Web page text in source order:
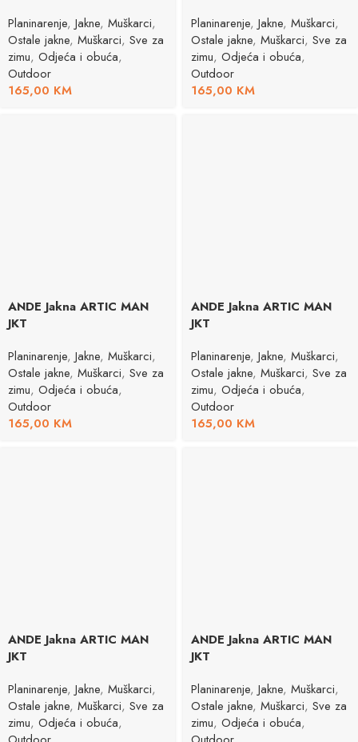
Planinarenje, Jakne, Muškarci,
Ostale jakne, Muškarci, Sve za
zimu, Odjeća i obuća,
Outdoor
165,00 KM
Planinarenje, Jakne, Muškarci,
Ostale jakne, Muškarci, Sve za
zimu, Odjeća i obuća,
Outdoor
165,00 KM
ANDE Jakna ARTIC MAN
JKT
Planinarenje, Jakne, Muškarci,
Ostale jakne, Muškarci, Sve za
zimu, Odjeća i obuća,
Outdoor
165,00 KM
ANDE Jakna ARTIC MAN
JKT
Planinarenje, Jakne, Muškarci,
Ostale jakne, Muškarci, Sve za
zimu, Odjeća i obuća,
Outdoor
165,00 KM
ANDE Jakna ARTIC MAN
JKT
Planinarenje, Jakne, Muškarci,
Ostale jakne, Muškarci, Sve za
zimu, Odjeća i obuća,
ANDE Jakna ARTIC MAN
JKT
Planinarenje, Jakne, Muškarci,
Ostale jakne, Muškarci, Sve za
zimu, Odjeća i obuća,